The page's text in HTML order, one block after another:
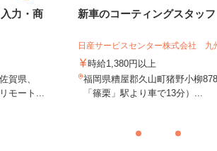
力・商
賀県、
モート...
新車のコーティングスタッフ
日産サービスセンター株式会社 九
時給1,380円以上
福岡県糟屋郡久山町猪野小柳
「篠栗」駅より車で13分）...